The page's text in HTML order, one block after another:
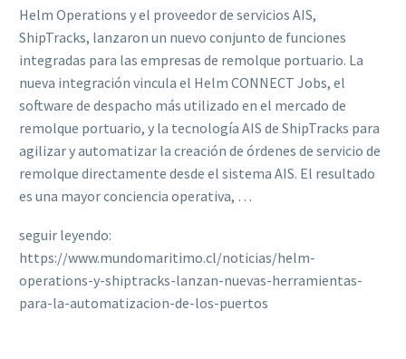
Helm Operations y el proveedor de servicios AIS,
ShipTracks, lanzaron un nuevo conjunto de funciones
integradas para las empresas de remolque portuario. La
nueva integración vincula el Helm CONNECT Jobs, el
software de despacho más utilizado en el mercado de
remolque portuario, y la tecnología AIS de ShipTracks para
agilizar y automatizar la creación de órdenes de servicio de
remolque directamente desde el sistema AIS. El resultado
es una mayor conciencia operativa, …
seguir leyendo:
https://www.mundomaritimo.cl/noticias/helm-
operations-y-shiptracks-lanzan-nuevas-herramientas-
para-la-automatizacion-de-los-puertos